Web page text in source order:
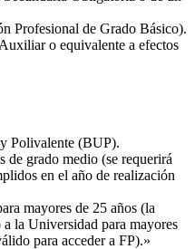
Profesional de Grado Básico).
o equivalente a efectos
Polivalente (BUP).
de grado medio (se requerirá
en el año de realización
mayores de 25 años (la
a la Universidad para mayores
para acceder a FP).»